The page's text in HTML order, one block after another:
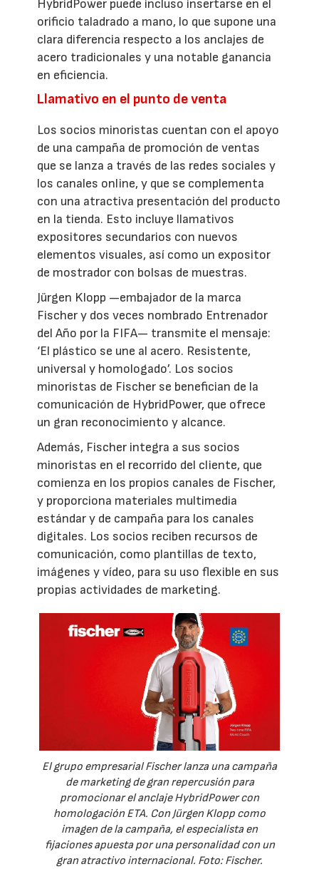
HybridPower puede incluso insertarse en el
orificio taladrado a mano, lo que supone una
clara diferencia respecto a los anclajes de
acero tradicionales y una notable ganancia
en eficiencia.
Llamativo en el punto de venta
Los socios minoristas cuentan con el apoyo
de una campaña de promoción de ventas
que se lanza a través de las redes sociales y
los canales online, y que se complementa
con una atractiva presentación del producto
en la tienda. Esto incluye llamativos
expositores secundarios con nuevos
elementos visuales, así como un expositor
de mostrador con bolsas de muestras.
Jürgen Klopp —embajador de la marca
Fischer y dos veces nombrado Entrenador
del Año por la FIFA— transmite el mensaje:
‘El plástico se une al acero. Resistente,
universal y homologado’. Los socios
minoristas de Fischer se benefician de la
comunicación de HybridPower, que ofrece
un gran reconocimiento y alcance.
Además, Fischer integra a sus socios
minoristas en el recorrido del cliente, que
comienza en los propios canales de Fischer,
y proporciona materiales multimedia
estándar y de campaña para los canales
digitales. Los socios reciben recursos de
comunicación, como plantillas de texto,
imágenes y vídeo, para su uso flexible en sus
propias actividades de marketing.
El grupo empresarial Fischer lanza una campaña
de marketing de gran repercusión para
promocionar el anclaje HybridPower con
homologación ETA. Con Jürgen Klopp como
imagen de la campaña, el especialista en
fijaciones apuesta por una personalidad con un
gran atractivo internacional. Foto: Fischer.